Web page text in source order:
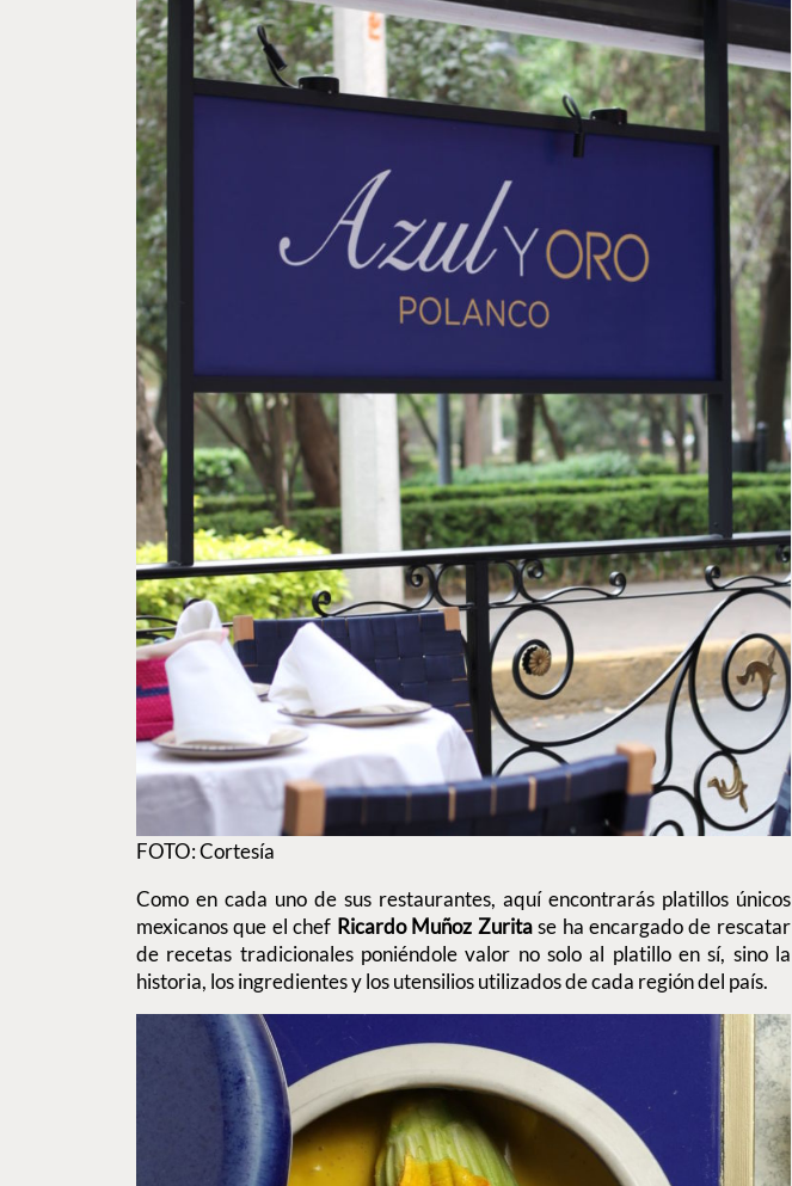
FOTO: Cortesía
Como en cada uno de sus restaurantes, aquí encontrarás platillos únicos
mexicanos que el chef Ricardo Muñoz Zuritase ha encargado de rescatar
de recetas tradicionales poniéndole valor no solo al platillo en sí, sino la
historia, los ingredientes y los utensilios utilizados de cada región del país.